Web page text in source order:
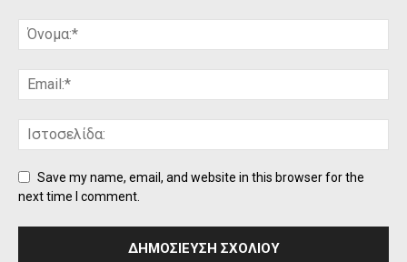
Save my name, email, and website in this browser for the
next time I comment.